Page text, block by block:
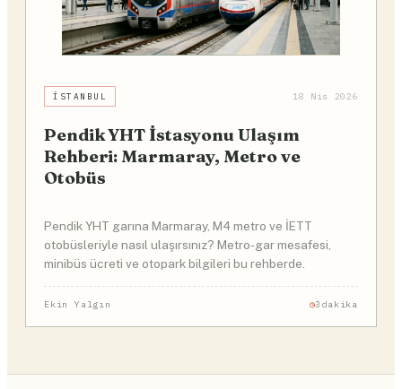
İSTANBUL 18 Nis 2026
Pendik YHT İstasyonu Ulaşım
Rehberi: Marmaray, Metro ve
Otobüs
Pendik YHT garına Marmaray, M4 metro ve İETT
otobüsleriyle nasıl ulaşırsınız? Metro-gar mesafesi,
minibüs ücreti ve otopark bilgileri bu rehberde.
Ekin Yalgın 3dakika